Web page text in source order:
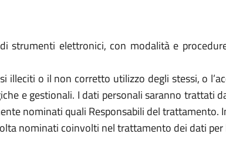
strumenti elettronici, con modalità e
illeciti o il non corretto utilizzo degli stessi, o
e gestionali. I dati personali saranno trattati
nominati quali Responsabili del trattamento.
nominati coinvolti nel trattamento dei dati